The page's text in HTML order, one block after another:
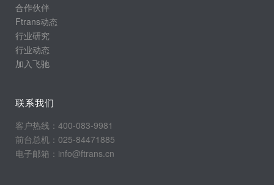
合作伙伴
Ftrans动态
行业研究
行业动态
加入飞驰
联系我们
客户热线：400-083-9981
前台总机：025-84471885
电子邮箱：info@ftrans.cn